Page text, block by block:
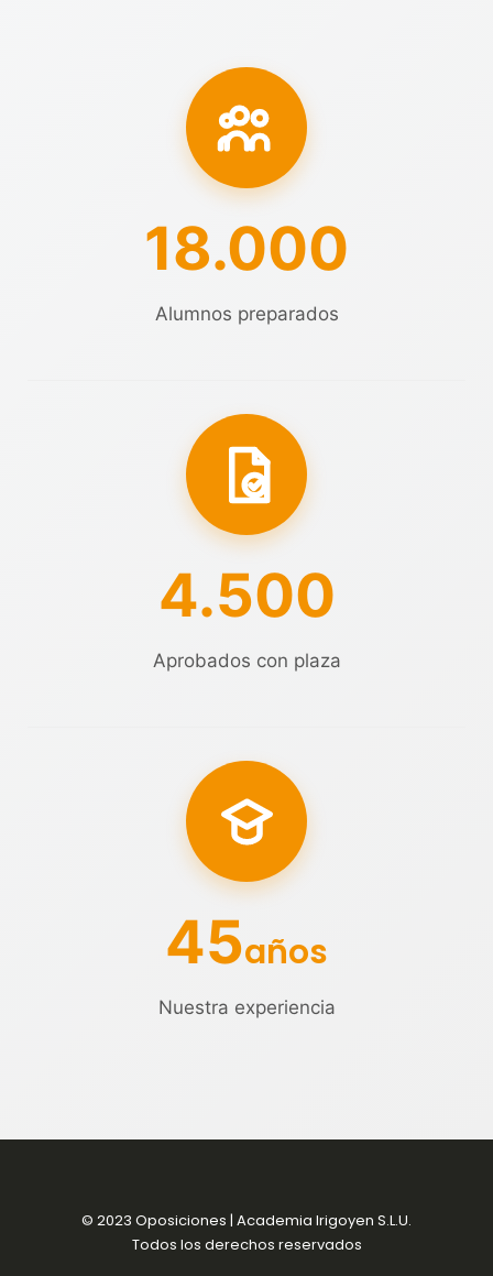
18.000
Alumnos preparados
4.500
Aprobados con plaza
45años
Nuestra experiencia
© 2023 Oposiciones | Academia Irigoyen S.L.U.
Todos los derechos reservados